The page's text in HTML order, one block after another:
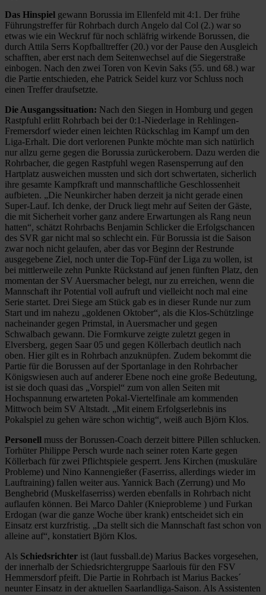
Das Hinspiel gewann Borussia im Ellenfeld mit 4:1. Der frühe
Führungstreffer für Rohrbach durch Angelo dal Col (2.) war so
etwas wie ein Weckruf für noch schläfrig wirkende Borussen, die
durch Attila Serrs Kopfballtreffer (20.) vor der Pause den Ausgleich
schafften, aber erst nach dem Seitenwechsel auf die Siegerstraße
einbogen. Nach den zwei Toren von Kevin Saks (55. und 68.) war
die Partie entschieden, ehe Patrick Seidel kurz vor Schluss noch
einen Treffer draufsetzte.
Die Ausgangssituation: Nach den Siegen in Homburg und gegen
Rastpfuhl erlitt Rohrbach bei der 0:1-Niederlage in Rehlingen-
Fremersdorf wieder einen leichten Rückschlag im Kampf um den
Liga-Erhalt. Die dort verlorenen Punkte möchte man sich natürlich
nur allzu gerne gegen die Borussia zurückerobern. Dazu werden die
Rohrbacher, die gegen Rastpfuhl wegen Rasensperrung auf den
Hartplatz ausweichen mussten und sich dort schwertaten, sicherlich
ihre gesamte Kampfkraft und mannschaftliche Geschlossenheit
aufbieten. „Die Neunkircher haben derzeit ja nicht gerade einen
Super-Lauf. Ich denke, der Druck liegt mehr auf Seiten der Gäste,
die mit Sicherheit vorher ganz andere Erwartungen als Rang neun
hatten“, schätzt Rohrbachs Benjamin Schlicker die Erfolgschancen
des SVR gar nicht mal so schlecht ein. Für Borussia ist die Saison
zwar noch nicht gelaufen, aber das vor Beginn der Restrunde
ausgegebene Ziel, noch unter die Top-Fünf der Liga zu wollen, ist
bei mittlerweile zehn Punkte Rückstand auf jenen fünften Platz, den
momentan der SV Auersmacher belegt, nur zu erreichen, wenn die
Mannschaft ihr Potential voll aufruft und vielleicht noch mal eine
Serie startet. Drei Siege am Stück gab es in dieser Runde nur zum
Start und im nahezu „goldenen Oktober“, als die Klos-Schützlinge
nacheinander gegen Primstal, in Auersmacher und gegen
Schwalbach gewann. Die Formkurve zeigte zuletzt gegen in
Elversberg, gegen Saar 05 und gegen Köllerbach deutlich nach
oben. Hier gilt es in Rohrbach anzuknüpfen. Zudem bekommt die
Partie für die Borussen auf der Sportanlage in den Rohrbacher
Königswiesen auch auf anderer Ebene noch eine große Bedeutung,
ist sie doch quasi das „Vorspiel“ zum von allen Seiten mit
Hochspannung erwarteten Pokal-Viertelfinale am kommenden
Mittwoch beim SV Altstadt. „Mit einem Erfolgserlebnis ins
Pokalspiel zu gehen wäre schon wichtig“, weiß auch Björn Klos.
Personell muss der Borussen-Coach derzeit bittere Pillen schlucken.
Torhüter Philippe Persch wurde nach seiner roten Karte gegen
Köllerbach für zwei Pflichtspiele gesperrt. Jens Kirchen (muskuläre
Probleme) und Nino Kannengießer (Faserriss, allerdings wieder im
Lauftraining) fallen weiter aus. Yannick Bach (Zerrung) und Mo
Benghebrid (Muskelfaserriss) werden ebenfalls in Rohrbach nicht
auflaufen können. Bei Marco Dahler (Knieprobleme ) und Furkan
Erdogan (war die ganze Woche über krank) entscheidet sich ein
Einsatz erst kurzfristig. „Da stellt sich die Mannschaft fast schon von
alleine auf“, konstatiert Björn Klos.
Als Schiedsrichter ist (laut fussball.de) Marius Backes vorgesehen,
der innerhalb der Schiedsrichtergruppe Saarlouis für den FSV
Hemmersdorf pfeift. Die Partie in Rohrbach ist Marius Backes´
neunter Einsatz in der aktuellen Saarlandliga-Saison. Als Assistenten